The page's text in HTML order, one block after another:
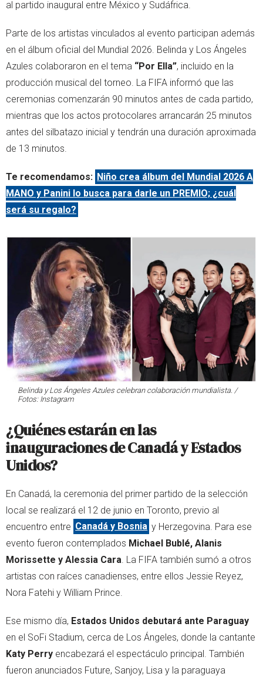
al partido inaugural entre México y Sudáfrica.
Parte de los artistas vinculados al evento participan además
en el álbum oficial del Mundial 2026. Belinda y Los Ángeles
Azules colaboraron en el tema “Por Ella”, incluido en la
producción musical del torneo. La FIFA informó que las
ceremonias comenzarán 90 minutos antes de cada partido,
mientras que los actos protocolares arrancarán 25 minutos
antes del silbatazo inicial y tendrán una duración aproximada
de 13 minutos.
Te recomendamos: Niño crea álbum del Mundial 2026 A
MANO y Panini lo busca para darle un PREMIO; ¿cuál
será su regalo?
Belinda y Los Ángeles Azules celebran colaboración mundialista. /
Fotos: Instagram
¿Quiénes estarán en las
inauguraciones de Canadá y Estados
Unidos?
En Canadá, la ceremonia del primer partido de la selección
local se realizará el 12 de junio en Toronto, previo al
encuentro entre Canadá y Bosnia y Herzegovina. Para ese
evento fueron contemplados Michael Bublé, Alanis
Morissette y Alessia Cara . La FIFA también sumó a otros
artistas con raíces canadienses, entre ellos Jessie Reyez,
Nora Fatehi y William Prince.
Ese mismo día, Estados Unidos debutará ante Paraguay
en el SoFi Stadium, cerca de Los Ángeles, donde la cantante
Katy Perry encabezará el espectáculo principal. También
fueron anunciados Future, Sanjoy, Lisa y la paraguaya